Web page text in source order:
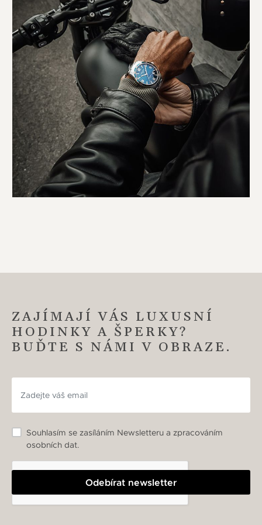
ZAJÍMAJÍ VÁS LUXUSNÍ
HODINKY A ŠPERKY?
BUĎTE S NÁMI V OBRAZE.
Odebírat newsletter
Souhlasím se zasíláním Newsletteru a zpracováním
osobních dat.